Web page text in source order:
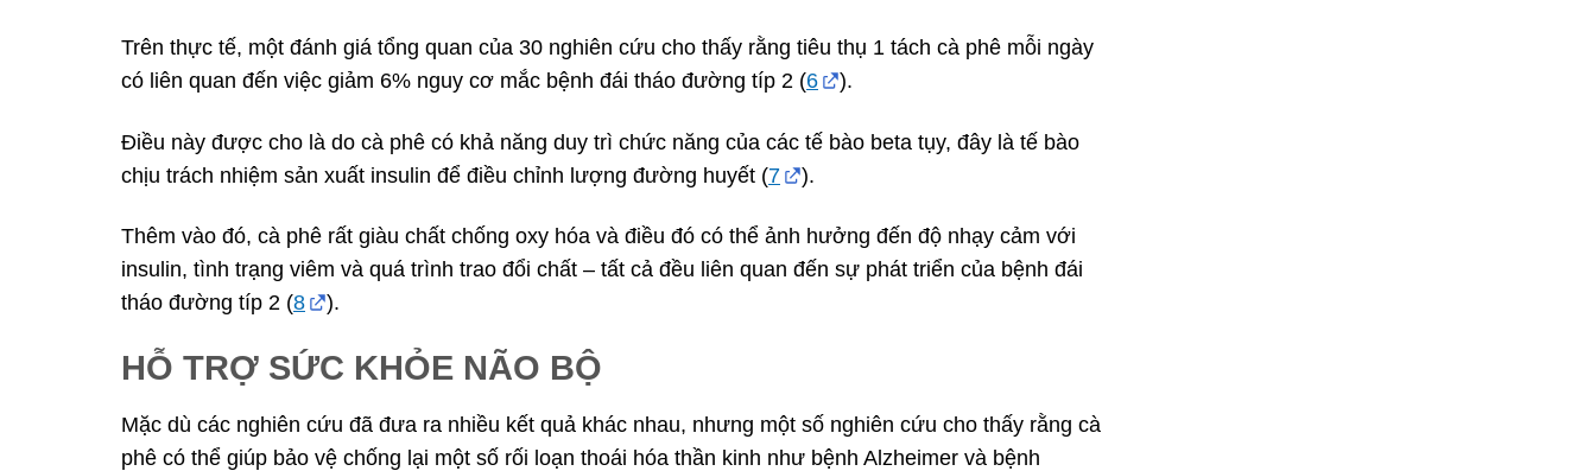
Trên thực tế, một đánh giá tổng quan của 30 nghiên cứu cho thấy rằng tiêu thụ 1 tách cà phê mỗi ngày
có liên quan đến việc giảm 6% nguy cơ mắc bệnh đái tháo đường típ 2 (6 ).
Điều này được cho là do cà phê có khả năng duy trì chức năng của các tế bào beta tụy, đây là tế bào
chịu trách nhiệm sản xuất insulin để điều chỉnh lượng đường huyết (7 ).
Thêm vào đó, cà phê rất giàu chất chống oxy hóa và điều đó có thể ảnh hưởng đến độ nhạy cảm với
insulin, tình trạng viêm và quá trình trao đổi chất – tất cả đều liên quan đến sự phát triển của bệnh đái
tháo đường típ 2 (8 ).
HỖ TRỢ SỨC KHỎE NÃO BỘ
Mặc dù các nghiên cứu đã đưa ra nhiều kết quả khác nhau, nhưng một số nghiên cứu cho thấy rằng cà
phê có thể giúp bảo vệ chống lại một số rối loạn thoái hóa thần kinh như bệnh Alzheimer và bệnh